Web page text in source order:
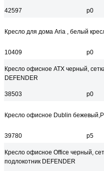
42597 р0
Кресло для дома Aria , белый
10409 р0
Кресло офисное ATX черный,
DEFENDER
38503 р0
Кресло офисное Dublin
39780 р5
Кресло офисное Office черный,
подлокотник DEFENDER